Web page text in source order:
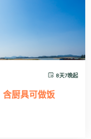
8天7晚起
含厨具可做饭